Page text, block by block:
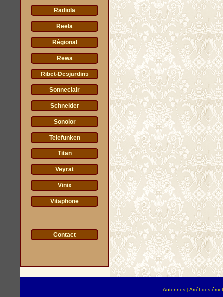
Radiola
Reela
Régional
Rewa
Ribet-Desjardins
Sonneclair
Schneider
Sonolor
Telefunken
Titan
Veyrat
Vinix
Vitaphone
Contact
Antennes | Arrêt-des-